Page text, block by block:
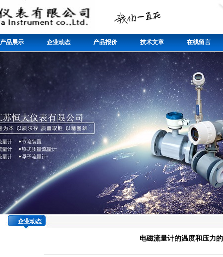
产品展示 企业动态 产品报价 技术文章 在线留言
企业动态
电磁流量计的温度和压力